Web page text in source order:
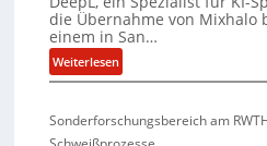
S
V
S
o
n
e
-
M
a
r
i
G
die Übernahme von Mixhalo
einem in San…
Weiterlesen:
D
e
Sonderforschungsbereich am